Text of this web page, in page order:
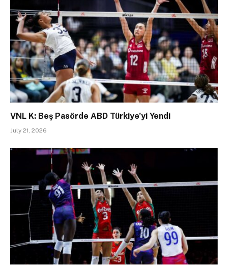
VNL K: Beş Pasörde ABD Türkiye’yi Yendi
July 21, 2026